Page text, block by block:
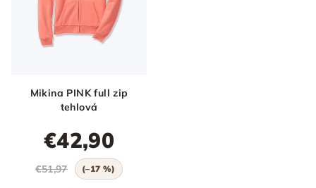
Mikina PINK full zip
tehlová
€42,90
€51,97 (–17 %)